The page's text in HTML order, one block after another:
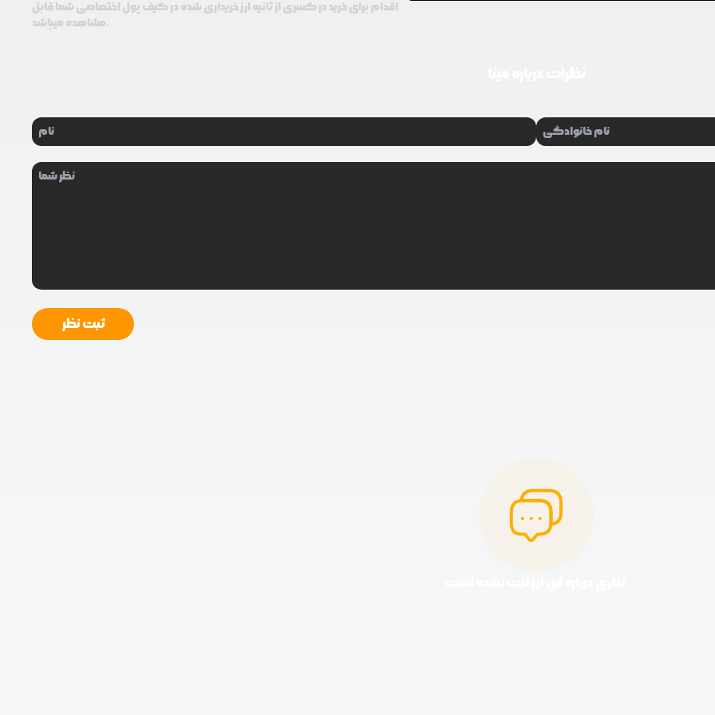
اقدام برای خرید در کسری از ثانیه ارز خریداری شده در کیف پول اختصاصی شما قابل
مشاهده میباشد.
ثبت نظر